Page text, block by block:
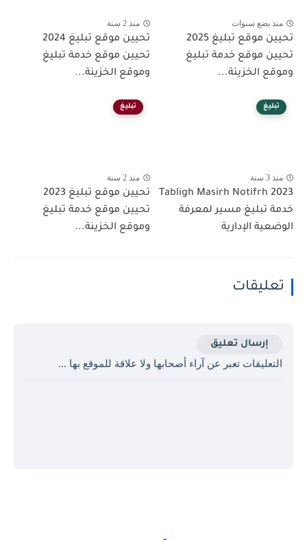
منذ بضع سنوات
تحيين موقع تبليغ 2025
تحيين موقع خدمة تبليغ
وموقع الخزينة...
منذ 2 سنة
تحيين موقع تبليغ 2024
تحيين موقع خدمة تبليغ
وموقع الخزينة...
تبليغ
منذ 3 سنة
Tabligh Masirh Notifrh 2023
خدمة تبليغ مسير لمعرفة
الوضعية الإدارية
تبليغ
منذ 2 سنة
تحيين موقع تبليغ 2023
تحيين موقع خدمة تبليغ
وموقع الخزينة...
تعليقات
إرسال تعليق
التعليقات تعبر عن آراء أصحابها ولا علاقة للموقع بها ...